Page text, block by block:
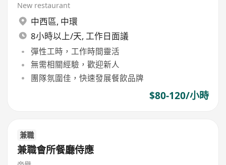
New restaurant
中西區, 中環
8小時以上/天, 工作日面議
彈性工時，工作時間靈活
無需相關經驗，歡迎新人
團隊氛圍佳，快速發展餐飲品牌
$80-120/小時
兼職
兼職會所餐廳侍應